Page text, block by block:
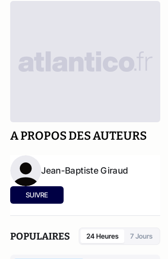
A PROPOS DES AUTEURS
Jean-Baptiste Giraud
SUIVRE
POPULAIRES 24 Heures 7 Jours